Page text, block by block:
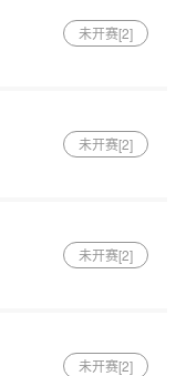
未开赛[2]
未开赛[2]
未开赛[2]
未开赛[2]